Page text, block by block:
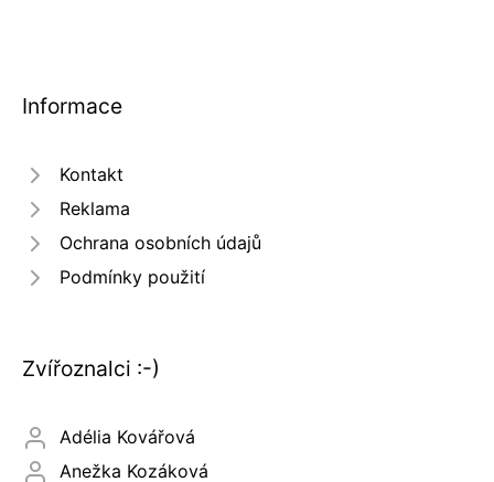
Informace
Kontakt
Reklama
Ochrana osobních údajů
Podmínky použití
Zvířoznalci :-)
Adélia Kovářová
Anežka Kozáková